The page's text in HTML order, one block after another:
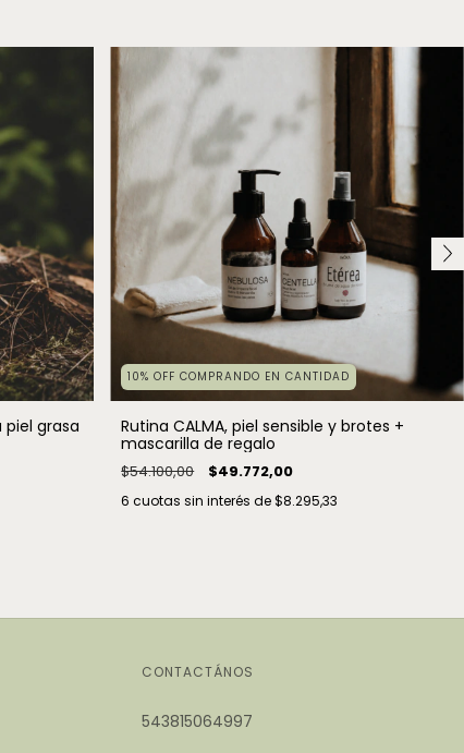
piel grasa
10% OFF COMPRANDO EN CANTIDAD
Rutina CALMA, piel sensible y brotes +
mascarilla de regalo
$54.100,00 $49.772,00
6 cuotas sin interés de$8.295,33
CONTACTÁNOS
543815064997